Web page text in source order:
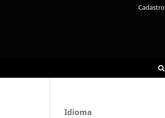
Cadastro
Idioma